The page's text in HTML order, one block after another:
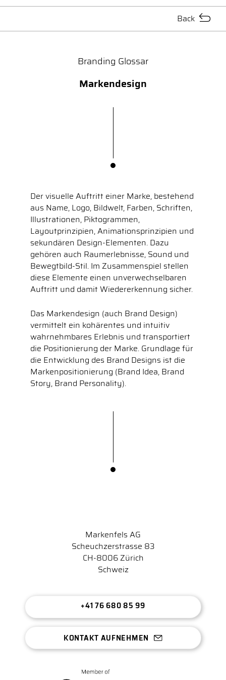
Back
Branding Glossar
Markendesign
Der visuelle Auftritt einer Marke, bestehend
aus Name, Logo, Bildwelt, Farben, Schriften,
Illustrationen, Piktogrammen,
Layoutprinzipien, Animationsprinzipien und
sekundären Design-Elementen. Dazu
gehören auch Raumerlebnisse, Sound und
Bewegtbild-Stil. Im Zusammenspiel stellen
diese Elemente einen unverwechselbaren
Auftritt und damit Wiedererkennung sicher.
Das Markendesign (auch Brand Design)
vermittelt ein kohärentes und intuitiv
wahrnehmbares Erlebnis und transportiert
die Positionierung der Marke. Grundlage für
die Entwicklung des Brand Designs ist die
Markenpositionierung (Brand Idea, Brand
Story, Brand Personality).
Markenfels AG
Scheuchzerstrasse 83
CH-8006 Zürich
Schweiz
+41 76 680 85 99
KONTAKT AUFNEHMEN